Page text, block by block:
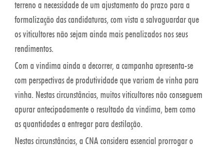
terreno a necessidade de um ajustamento do prazo para a
formalização das candidaturas, com vista a salvaguardar que
os viticultores não sejam ainda mais penalizados nos seus
rendimentos.
Com a vindima ainda a decorrer, a campanha apresenta-se
com perspectivas de produtividade que variam de vinha para
vinha. Nestas circunstâncias, muitos viticultores não conseguem
apurar antecipadamente o resultado da vindima, bem como
as quantidades a entregar para destilação.
Nestas circunstâncias, a CNA considera essencial prorrogar o